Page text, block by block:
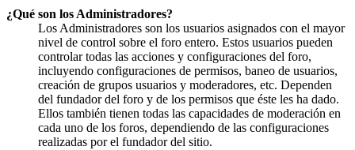
¿Qué son los Administradores?
Los Administradores son los usuarios asignados con el mayor
nivel de control sobre el foro entero. Estos usuarios pueden
controlar todas las acciones y configuraciones del foro,
incluyendo configuraciones de permisos, baneo de usuarios,
creación de grupos usuarios y moderadores, etc. Dependen
del fundador del foro y de los permisos que éste les ha dado.
Ellos también tienen todas las capacidades de moderación en
cada uno de los foros, dependiendo de las configuraciones
realizadas por el fundador del sitio.